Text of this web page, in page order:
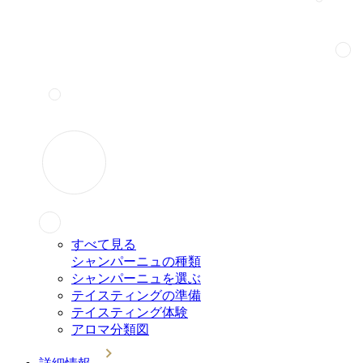
すべて見る
シャンパーニュの種類
シャンパーニュを選ぶ
テイスティングの準備
テイスティング体験
アロマ分類図